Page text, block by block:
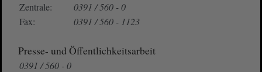
Zentrale:
0391 / 560 - 0
Fax:
0391 / 560 - 1123
Presse- und Öffentlichkeitsarbeit
0391 / 560 - 0